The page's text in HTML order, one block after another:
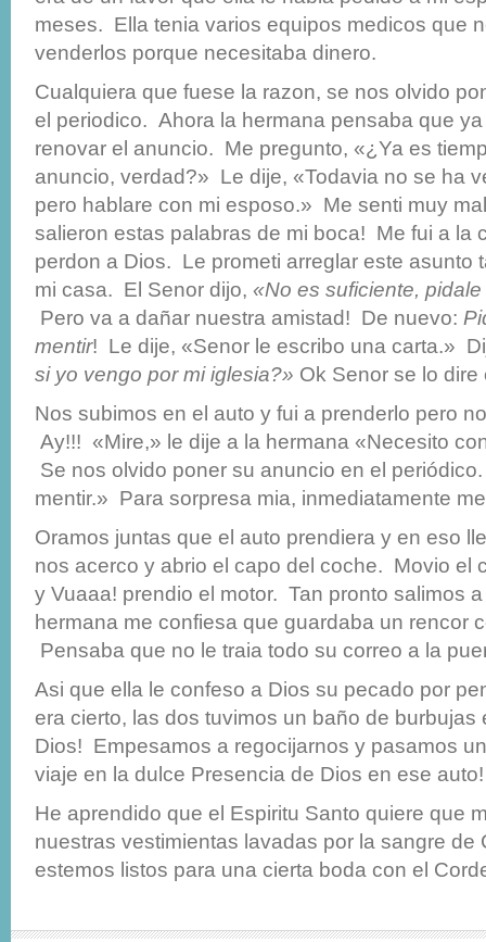
meses. Ella tenia varios equipos medicos que
venderlos porque necesitaba dinero.
Cualquiera que fuese la razon, se nos olvido
el periodico. Ahora la hermana pensaba que
renovar el anuncio. Me pregunto, «¿Ya es
anuncio, verdad?» Le dije, «Todavia no se ha
pero hablare con mi esposo.» Me senti muy
salieron estas palabras de mi boca! Me fui a la
perdon a Dios. Le prometi arreglar este asunto
mi casa. El Senor dijo, «No es suficiente,
Pero va a dañar nuestra amistad! De nuevo:
mentir! Le dije, «Senor le escribo una carta.»
si yo vengo por mi iglesia?» Ok Senor se lo dire
Nos subimos en el auto y fui a prenderlo pero
Ay!!! «Mire,» le dije a la hermana «Necesito
Se nos olvido poner su anuncio en el
mentir.» Para sorpresa mia, inmediatamente
Oramos juntas que el auto prendiera y en eso
nos acerco y abrio el capo del coche. Movio el
y Vuaaa! prendio el motor. Tan pronto salimos
hermana me confiesa que guardaba un rencor
Pensaba que no le traia todo su correo a la
Asi que ella le confeso a Dios su pecado por
era cierto, las dos tuvimos un baño de burbujas
Dios! Empesamos a regocijarnos y pasamos
viaje en la dulce Presencia de Dios en ese auto!
He aprendido que el Espiritu Santo quiere que
nuestras vestimientas lavadas por la sangre de
estemos listos para una cierta boda con el